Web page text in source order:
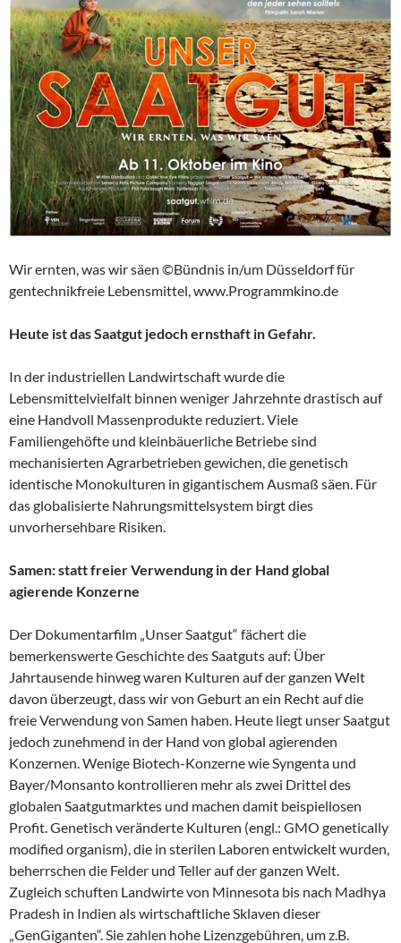
Wir ernten, was wir säen ©Bündnis in/um Düsseldorf für
gentechnikfreie Lebensmittel, www.Programmkino.de
Heute ist das Saatgut jedoch ernsthaft in Gefahr.
In der industriellen Landwirtschaft wurde die
Lebensmittelvielfalt binnen weniger Jahrzehnte drastisch auf
eine Handvoll Massenprodukte reduziert. Viele
Familiengehöfte und kleinbäuerliche Betriebe sind
mechanisierten Agrarbetrieben gewichen, die genetisch
identische Monokulturen in gigantischem Ausmaß säen. Für
das globalisierte Nahrungsmittelsystem birgt dies
unvorhersehbare Risiken.
Samen: statt freier Verwendung in der Hand global
agierende Konzerne
Der Dokumentarfilm „Unser Saatgut“ fächert die
bemerkenswerte Geschichte des Saatguts auf: Über
Jahrtausende hinweg waren Kulturen auf der ganzen Welt
davon überzeugt, dass wir von Geburt an ein Recht auf die
freie Verwendung von Samen haben. Heute liegt unser Saatgut
jedoch zunehmend in der Hand von global agierenden
Konzernen. Wenige Biotech-Konzerne wie Syngenta und
Bayer/Monsanto kontrollieren mehr als zwei Drittel des
globalen Saatgutmarktes und machen damit beispiellosen
Profit. Genetisch veränderte Kulturen (engl.: GMO genetically
modified organism), die in sterilen Laboren entwickelt wurden,
beherrschen die Felder und Teller auf der ganzen Welt.
Zugleich schuften Landwirte von Minnesota bis nach Madhya
Pradesh in Indien als wirtschaftliche Sklaven dieser
„GenGiganten“. Sie zahlen hohe Lizenzgebühren, um z.B.